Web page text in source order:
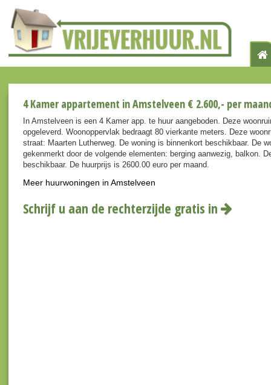
4 Kamer appartement in Amstelveen € 2.600,- per
In Amstelveen is een 4 Kamer app. te huur aangeboden. Deze
opgeleverd. Woonoppervlak bedraagt 80 vierkante meters. Deze
straat: Maarten Lutherweg. De woning is binnenkort beschikbaar. De
gekenmerkt door de volgende elementen: berging aanwezig, balkon.
beschikbaar. De huurprijs is 2600.00 euro per maand.
Meer huurwoningen in Amstelveen
Schrijf u aan de rechterzijde gratis in